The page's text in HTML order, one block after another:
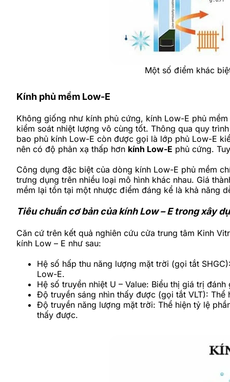
Một số điểm khác
Kính phủ mềm Low-E
Không giống như kính phủ cứng, kính Low-E phủ
kiểm soát nhiệt lượng vô cùng tốt. Thông qua quy
bao phủ kính Low-E còn được gọi là lớp phủ Low-E
nên có độ phản xạ thấp hơn kính Low-E phủ cứng.
Công dụng đặc biệt của dòng kính Low-E phủ mềm
trưng dụng trên nhiều loại mô hình khác nhau. Giá
mềm lại tồn tại một nhược điểm đáng kể là khả
Tiêu chuẩn cơ bản của kính Low – E trong xây
Căn cứ trên kết quả nghiên cứu cửa trung tâm Kinh
kính Low – E như sau:
Hệ số hấp thu năng lượng mặt trời (gọi tắt
Low-E.
Hệ số truyền nhiệt U – Value: Biểu thị giá trị
Độ truyền sáng nhìn thấy được (gọi tắt VLT):
Độ truyền năng lượng mặt trời: Thể hiện tỷ lệ
thấy được.